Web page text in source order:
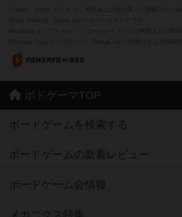
ボドゲーマTOP
ボードゲームを検索する
ボードゲームの新着レビュー
ボードゲーム会情報
メカニクス特集